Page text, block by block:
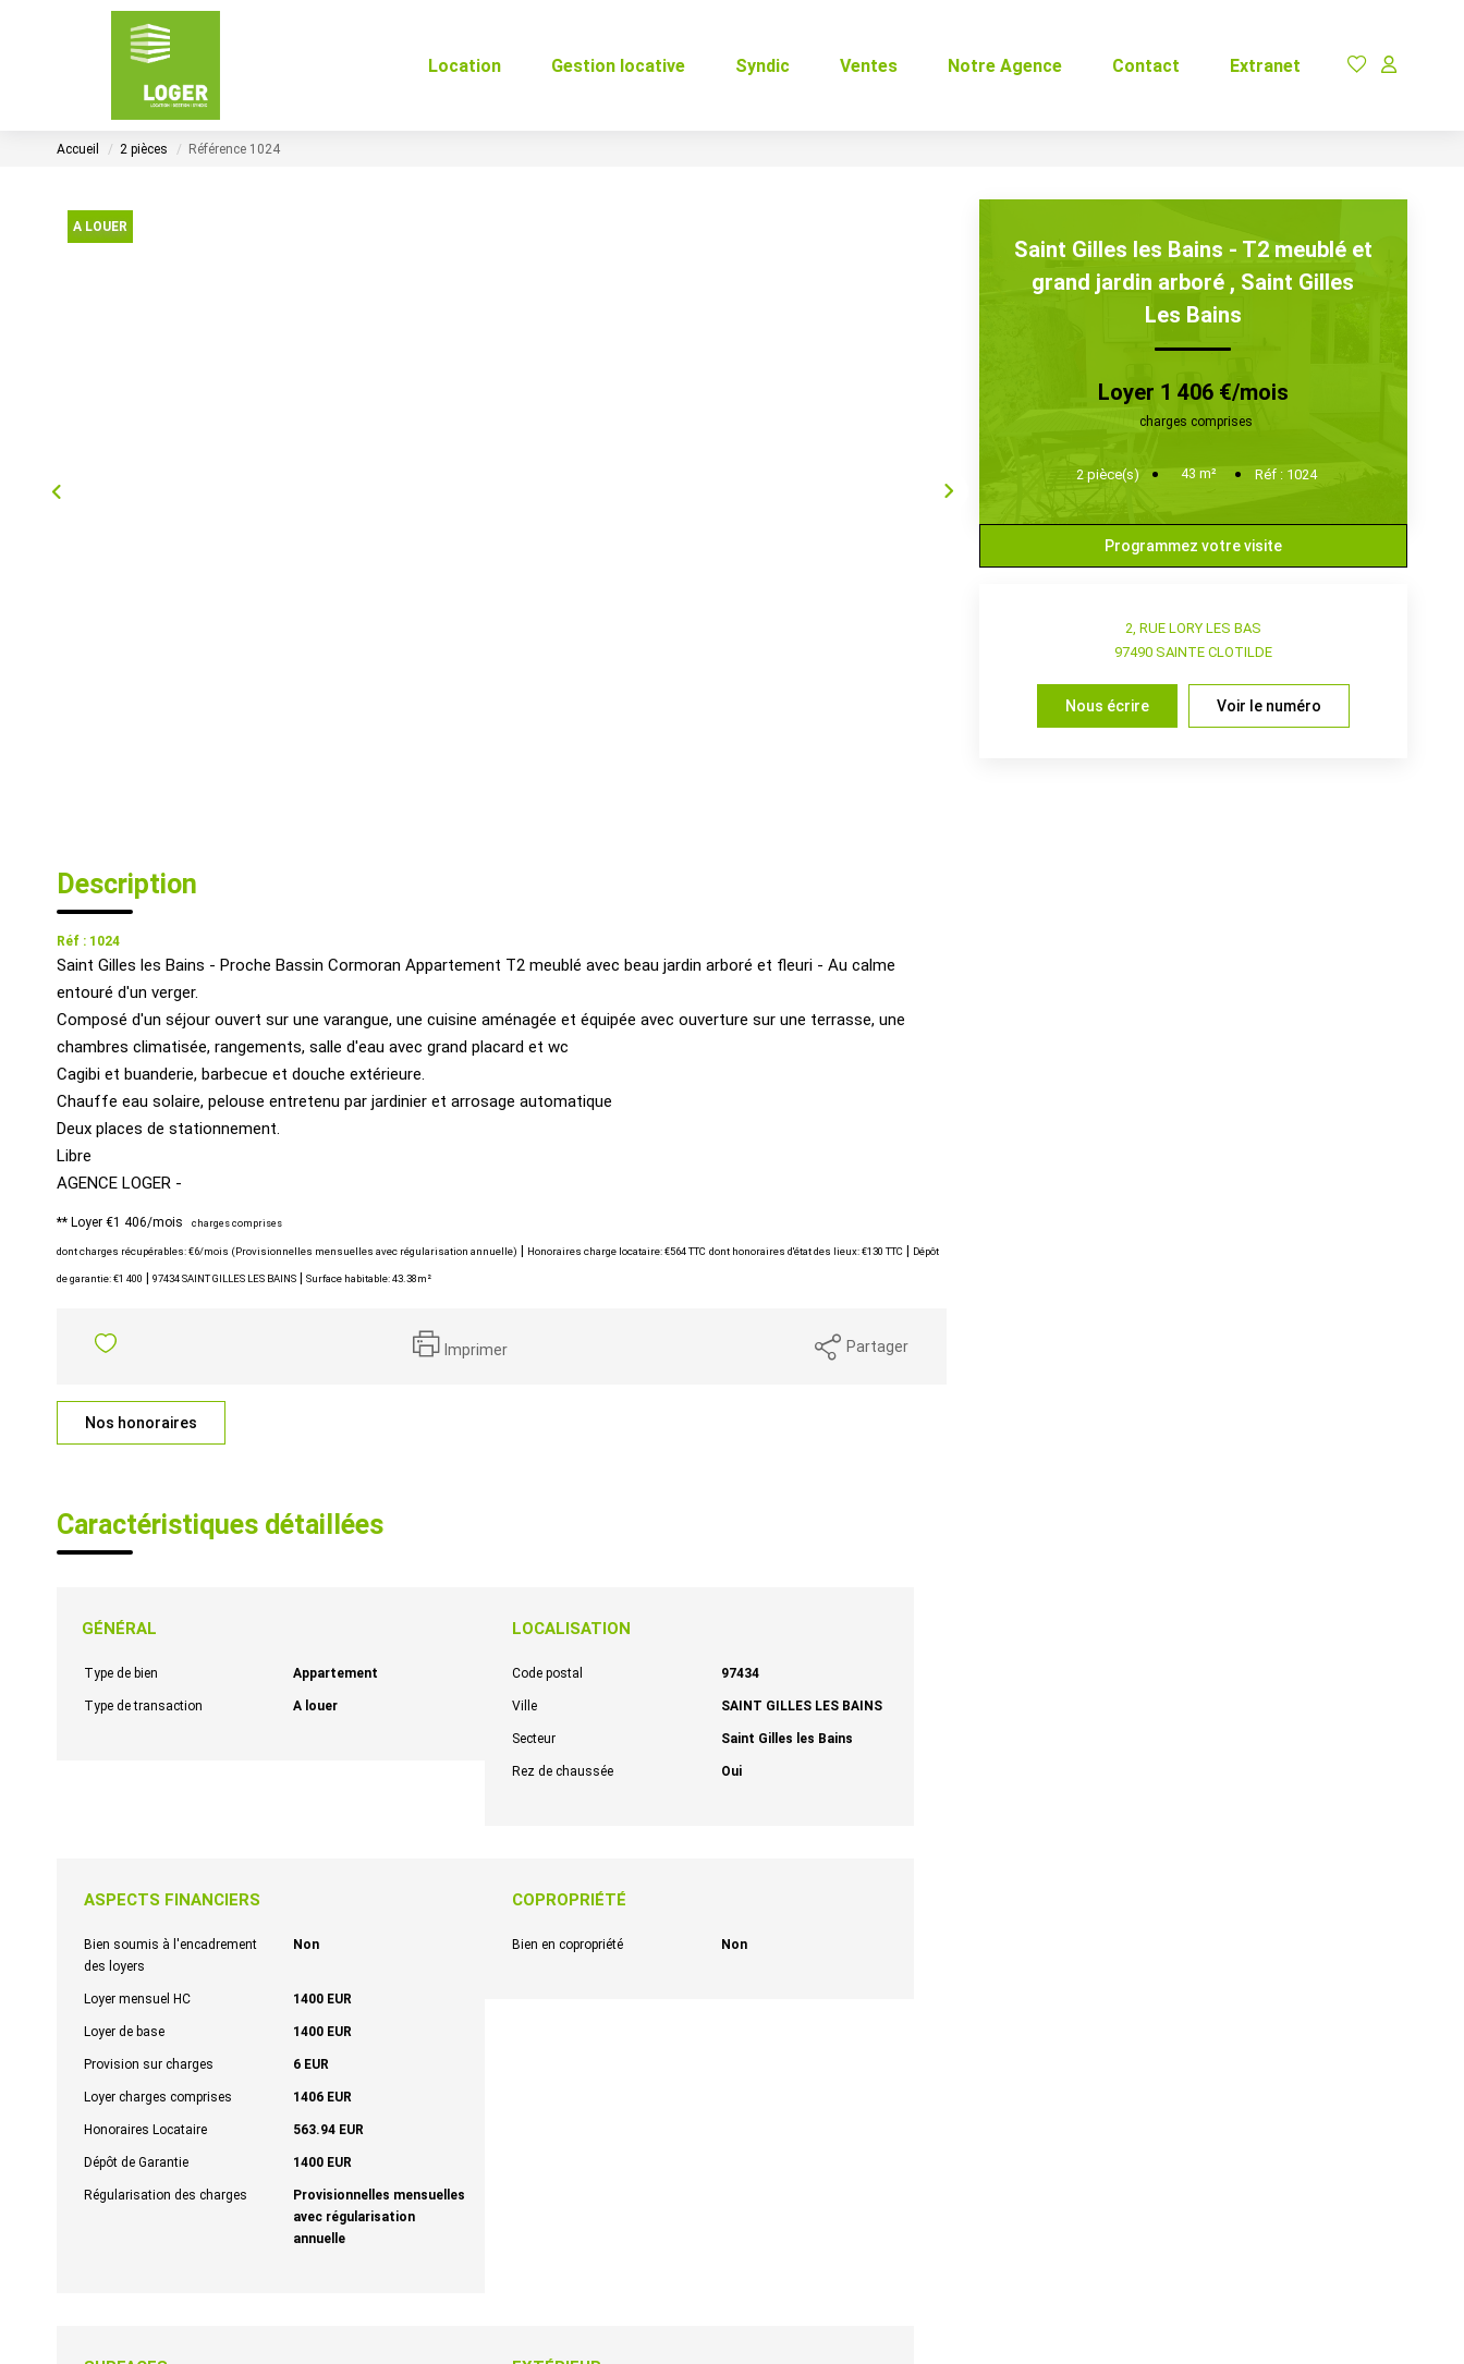
Location Gestion locative Syndic Ventes Notre Agence Contact Extranet
Accueil 2 pièces Référence 1024
A LOUER
Description
Réf : 1024
Saint Gilles les Bains - Proche Bassin Cormoran Appartement T2 meublé avec beau jardin arboré et fleuri - Au calme
entouré d'un verger.
Composé d'un séjour ouvert sur une varangue, une cuisine aménagée et équipée avec ouverture sur une terrasse, une
chambres climatisée, rangements, salle d'eau avec grand placard et wc
Cagibi et buanderie, barbecue et douche extérieure.
Chauffe eau solaire, pelouse entretenu par jardinier et arrosage automatique
Deux places de stationnement.
Libre
AGENCE LOGER -
** Loyer €1 406/mois charges comprises
dont charges récupérables: €6/mois (Provisionnelles mensuelles avec régularisation annuelle) Honoraires charge locataire: €564 TTC dont honoraires d'état des lieux: €130 TTC Dépôt
de garantie: €1 400 97434 SAINT GILLES LES BAINS Surface habitable: 43.38m²
Imprimer Partager
Nos honoraires
Caractéristiques détaillées
GÉNÉRAL
Type de bien Appartement
Type de transaction A louer
LOCALISATION
Code postal 97434
Ville SAINT GILLES LES BAINS
Secteur Saint Gilles les Bains
Rez de chaussée Oui
ASPECTS FINANCIERS
Bien soumis à l'encadrement
des loyers
Non
Loyer mensuel HC 1400 EUR
Loyer de base 1400 EUR
Provision sur charges 6 EUR
Loyer charges comprises 1406 EUR
Honoraires Locataire 563.94 EUR
Dépôt de Garantie 1400 EUR
Régularisation des charges
Provisionnelles mensuelles
avec régularisation
annuelle
COPROPRIÉTÉ
Bien en copropriété Non
Saint Gilles les Bains - T2 meublé et
grand jardin arboré , Saint Gilles
Les Bains
Loyer 1 406 €/mois
charges comprises
2 pièce(s) 43 m² Réf : 1024
Programmez votre visite
2, RUE LORY LES BAS
97490 SAINTE CLOTILDE
Nous écrire Voir le numéro